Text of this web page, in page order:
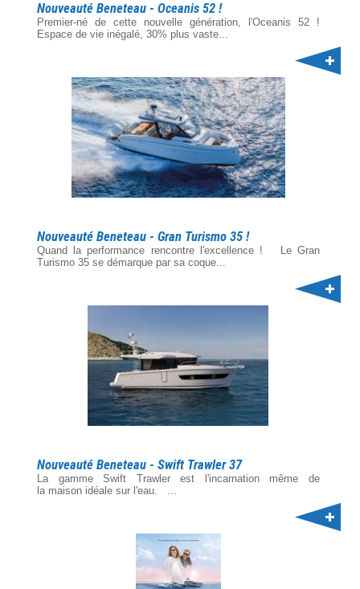
Nouveauté Beneteau - Oceanis 52 !
Premier-né de cette nouvelle génération, l'Oceanis 52 !
Espace de vie inégalé, 30% plus vaste...
Nouveauté Beneteau - Gran Turismo 35 !
Quand la performance rencontre l'excellence ! Le Gran
Turismo 35 se démarque par sa coque...
Nouveauté Beneteau - Swift Trawler 37
La gamme Swift Trawler est l'incarnation même de
la maison idéale sur l'eau. ...